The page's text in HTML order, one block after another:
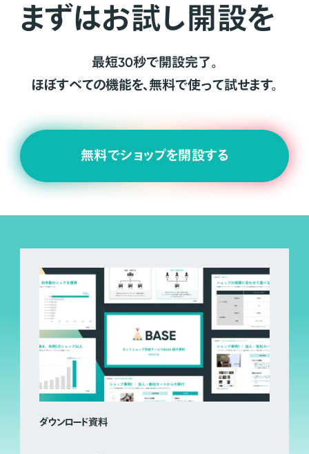
まずはお試し開設を
最短30秒で開設完了。
ほぼすべての機能を、無料で使って試せます。
無料でショップを開設する
ダウンロード資料